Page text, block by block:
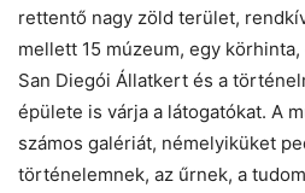
rettentő nagy zöld terület,
mellett 15 múzeum, egy
San Diegói Állatkert és a
épülete is várja a látogatókat. A
számos galériát, némelyiküket
történelemnek, az űrnek, a